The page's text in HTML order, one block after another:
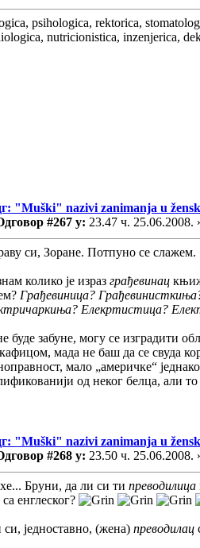
psihologica, rektorica,
nutricionistica, inzenjerica,
"Muški" nazivi zanimanja u
#267 у: 23.47 ч. 25.06.2008.
си, Зоране. Потпуно се слажем.
колико је израз грађевинац
Грађевиница?
Елекртистица?
буде забуне, могу се изградити
мада не баш да се свуда
мало „америчке“
од неког белца, али то
"Muški" nazivi zanimanja u
#268 у: 23.50 ч. 25.06.2008.
Бруни, да ли си ти преводилица
енглеског?
једноставно, (жена) преводилац